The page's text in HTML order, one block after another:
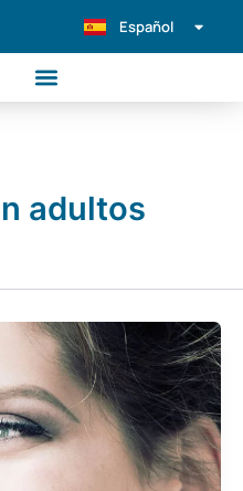
Español
Português
adultos